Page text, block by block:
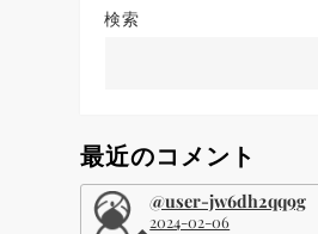
検索
最近のコメント
@user-jw6dh2qq9g
2024-02-06